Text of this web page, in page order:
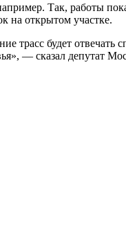
Так, работы
на открытом участке.
трасс будет отвечать
— сказал депутат